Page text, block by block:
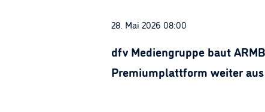
28. Mai 2026 08:00
dfv Mediengruppe baut
Premiumplattform weiter aus